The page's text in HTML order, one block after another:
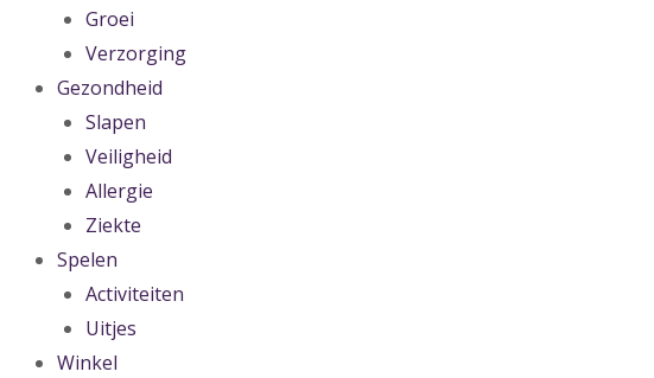
Groei
Verzorging
Gezondheid
Slapen
Veiligheid
Allergie
Ziekte
Spelen
Activiteiten
Uitjes
Winkel